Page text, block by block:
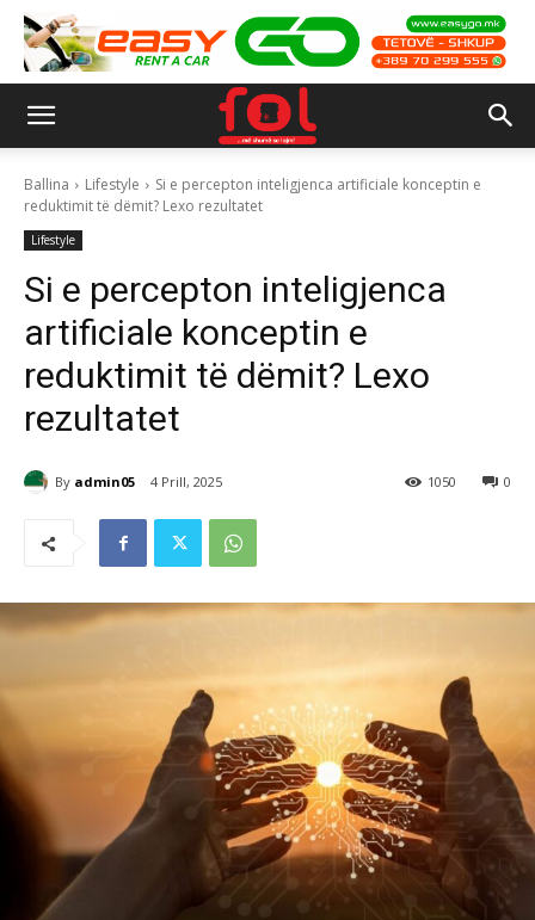
Ballina Lifestyle
Si e percepton inteligjenca artificiale konceptin e
reduktimit të dëmit? Lexo rezultatet
Lifestyle
Si e percepton inteligjenca
artificiale konceptin e
reduktimit të dëmit? Lexo
rezultatet
By admin05 4 Prill, 2025 0
1050